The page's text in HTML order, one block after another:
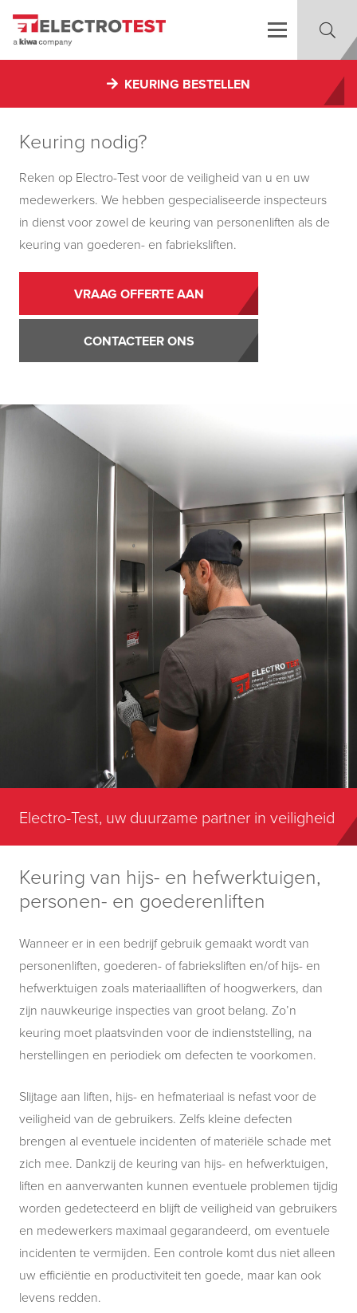
KEURING BESTELLEN
Keuring nodig?
Reken op Electro-Test voor de veiligheid van u en uw
medewerkers. We hebben gespecialiseerde inspecteurs
in dienst voor zowel de keuring van personenliften als de
keuring van goederen- en fabrieksliften.
VRAAG OFFERTE AAN
CONTACTEER ONS
Electro-Test, uw duurzame partner in veiligheid
Keuring van hijs- en hefwerktuigen,
personen- en goederenliften
Wanneer er in een bedrijf gebruik gemaakt wordt van
personenliften, goederen- offabrieksliften en/ofhijs- en
hefwerktuigen zoals materiaalliften of hoogwerkers, dan
zijn nauwkeurige inspecties van groot belang. Zo’n
keuring moet plaatsvinden voor de indienststelling, na
herstellingen en periodiek om defecten te voorkomen.
Slijtage aan liften, hijs- en hefmateriaal is nefast voor de
veiligheid van de gebruikers. Zelfs kleine defecten
brengen al eventuele incidenten of materiële schade met
zich mee. Dankzij de keuring van hijs- en hefwerktuigen,
liften en aanverwanten kunnen eventuele problemen tijdig
worden gedetecteerd en blijft de veiligheid van gebruikers
en medewerkers maximaal gegarandeerd, om eventuele
incidenten te vermijden. Een controle komt dus niet alleen
uw efficiëntie en productiviteit ten goede, maar kan ook
levens redden.